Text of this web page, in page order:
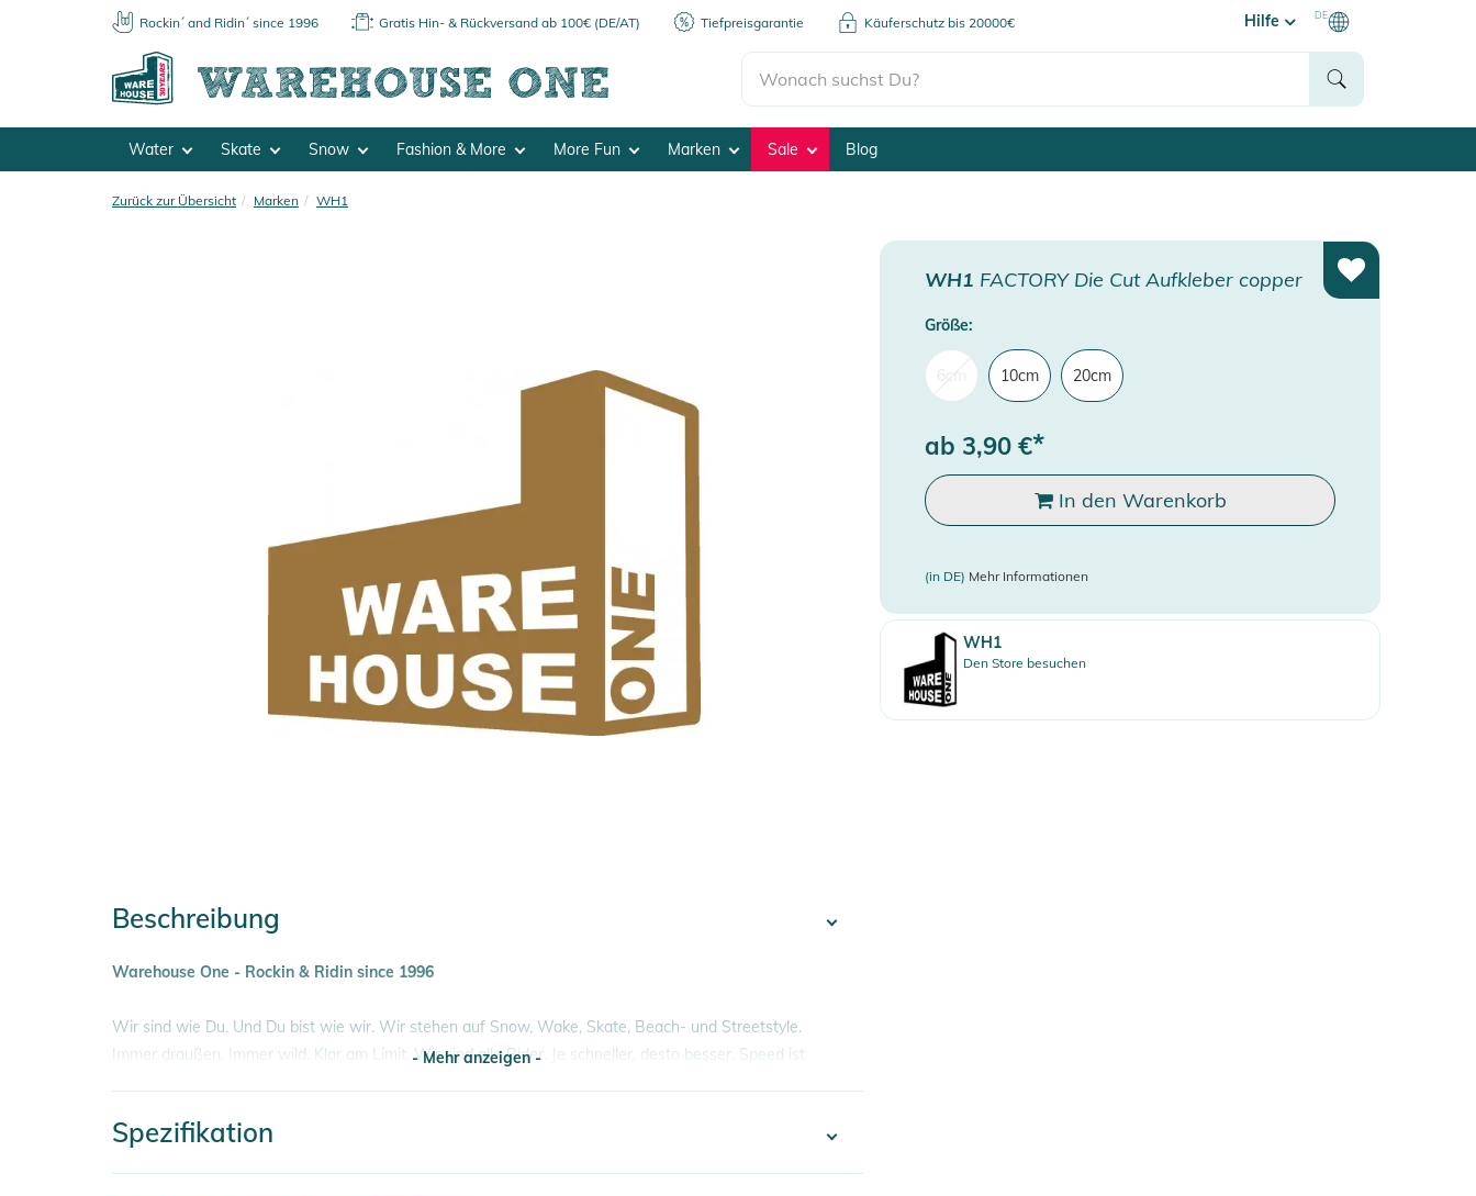
Rockin´ and Ridin´ since 1996 Gratis Hin- & Rückversand ab 100€ (DE/AT) Tiefpreisgarantie Käuferschutz bis 20000€ Hilfe DE
Water Skate Snow Fashion & More More Fun Marken Sale Blog
Zurück zur Übersicht Marken WH1
WH1 FACTORY Die Cut Aufkleber copper
Größe:
10cm 20cm
ab 3,90 €*
In den Warenkorb
(in DE) Mehr Informationen
WH1
Den Store besuchen
Beschreibung
Warehouse One - Rockin & Ridin since 1996
Wir sind wie Du. Und Du bist wie wir. Wir stehen auf Snow, Wake, Skate, Beach- und Streetstyle.
Immer draußen. Immer wild. Klar am Limit. Wir sind alle Rider. Je schneller, desto besser. Speed ist
Hierzu passend unsere Aufkleber - FACTORY Die Cut
- Mehr anzeigen -
Spezifikation